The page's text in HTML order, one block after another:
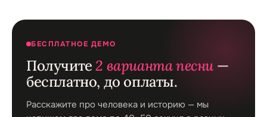
БЕСПЛАТНОЕ ДЕМО
Получите2 варианта песни —
бесплатно, до оплаты.
Расскажите про человека и историю — мы